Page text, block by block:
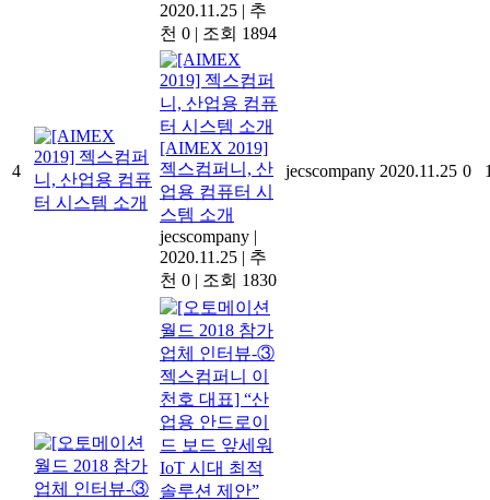
2020.11.25 | 추
천 0 | 조회 1894
4
[AIMEX 2019]
젝스컴퍼니, 산
업용 컴퓨터 시
스템 소개
jecscompany |
2020.11.25 | 추
천 0 | 조회 1830
jecscompany 2020.11.25 0